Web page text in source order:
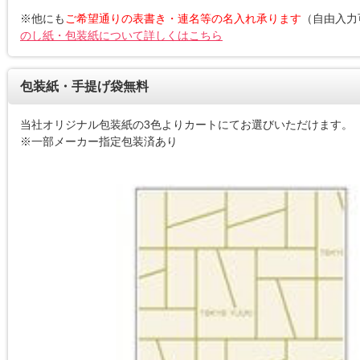
※他にも ご希望通りの表書き・連名等の名入れ承ります （自由入
のし紙・包装紙について詳しくはこちら
包装紙・手提げ袋無料
当社オリジナル包装紙の3色よりカートにてお選びいただけます。
※一部メーカー指定包装済あり